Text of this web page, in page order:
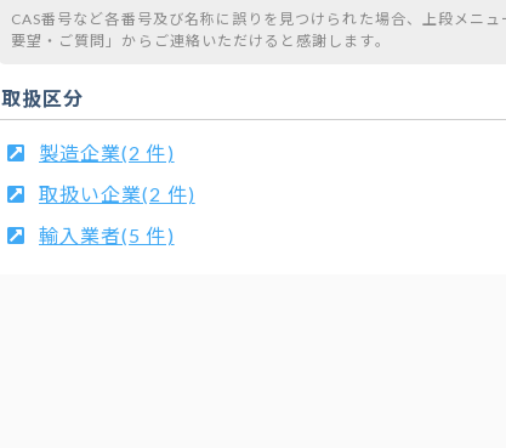
CAS番号など各番号及び名称に誤りを見つけられた場合、上段メニュ
要望・ご質問」からご連絡いただけると感謝します。
取扱区分
製造企業(2 件)
取扱い企業(2 件)
輸入業者(5 件)